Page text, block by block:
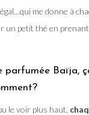
me donne à
un petit thé en prenant
parfumée Baïja,
le voir plus haut,